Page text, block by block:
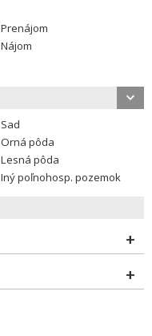
Prenájom
Nájom
Sad
Orná pôda
Lesná pôda
Iný poľnohosp. pozemok